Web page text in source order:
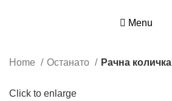
Menu
Home Останато Рачна количка
Click to enlarge